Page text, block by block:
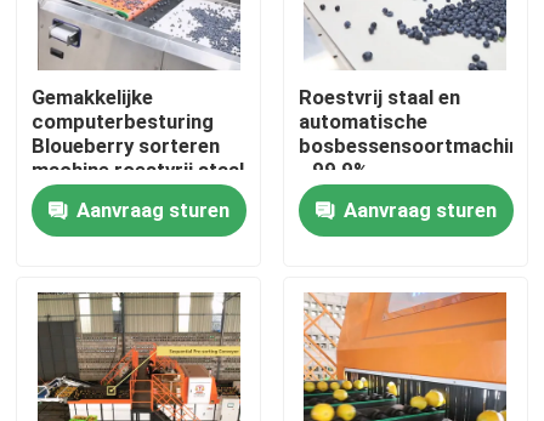
Huis
Producten
Videos
VR-show
Gemakkelijke
computerbesturing
Bloueberry sorteren
machine roestvrij staal
Aanvraag sturen
Roestvrij staal en
automatische
bosbessensoortmachine
- 99,9%
nauwkeurigheid
Aanvraag sturen